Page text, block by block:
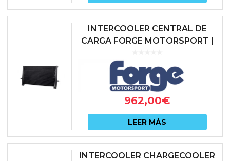
INTERCOOLER CENTRAL DE
CARGA FORGE MOTORSPORT |
CLA45 AMG (C117) / GLA45 AMG
(X156)...
962,00€
LEER MÁS
INTERCOOLER CHARGECOOLER